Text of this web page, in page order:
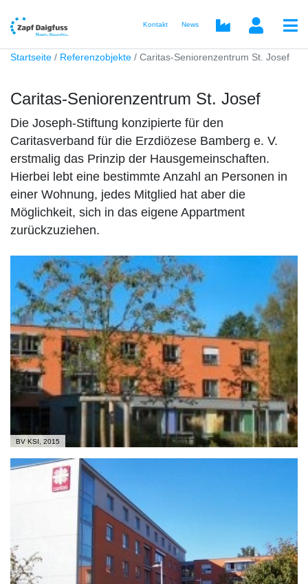
Kontakt News
Startseite Referenzobjekte Caritas-Seniorenzentrum St. Josef
Caritas-Seniorenzentrum St. Josef
Die Joseph-Stiftung konzipierte für den
Caritasverband für die Erzdiözese Bamberg e. V.
erstmalig das Prinzip der Hausgemeinschaften.
Hierbei lebt eine bestimmte Anzahl an Personen in
einer Wohnung, jedes Mitglied hat aber die
Möglichkeit, sich in das eigene Appartment
zurückzuziehen.
BV KSI, 2015